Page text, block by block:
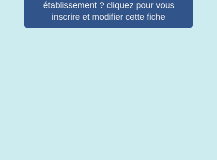
établissement ? cliquez pour vous
inscrire et modifier cette fiche